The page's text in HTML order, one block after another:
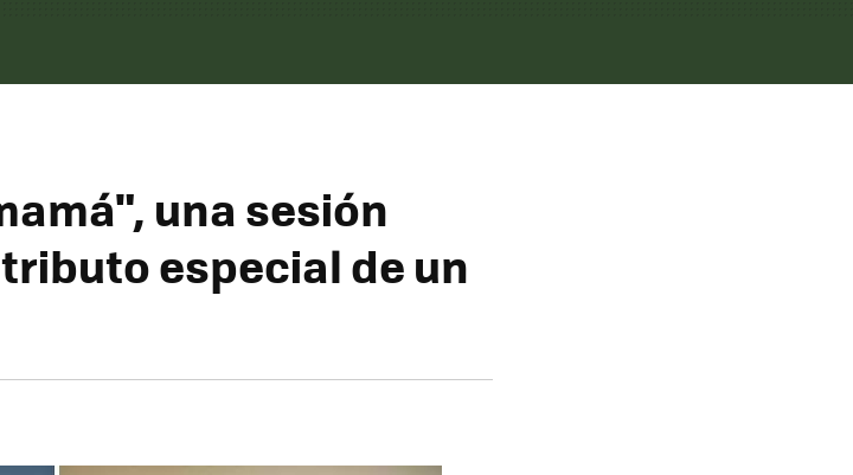
una sesión
especial de un